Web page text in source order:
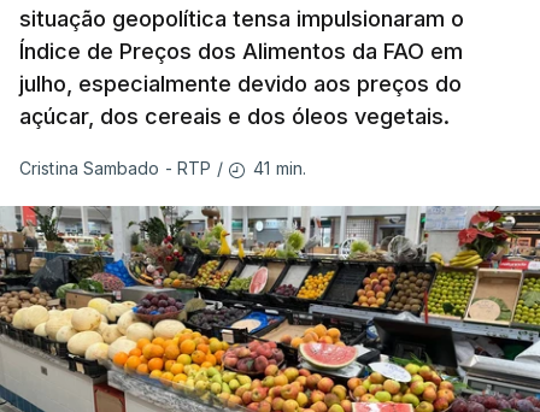
situação geopolítica tensa impulsionaram o
Índice de Preços dos Alimentos da FAO em
julho, especialmente devido aos preços do
açúcar, dos cereais e dos óleos vegetais.
Cristina Sambado - RTP / 41 min.